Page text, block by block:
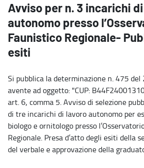
Avviso per n. 3 incarichi di lavoro
Avviso per n. 3 incarichi
autonomo presso
Faunistico Regionale-
esiti
Si pubblica la determinazione n. 475
avente ad oggetto: "CUP:
art. 6, comma 5. Avviso di selezione
di tre incarichi di lavoro autonomo per
biologo e ornitologo presso
Regionale. Presa d’atto degli esiti della
del verbale e approvazione della